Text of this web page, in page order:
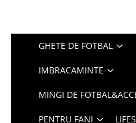
GHETE DE FOTBAL
IMBRACAMINTE
MINGI DE
PENTRU FANI